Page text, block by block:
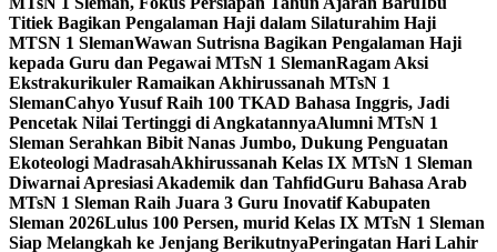
Titiek Bagikan Pengalaman Haji dalam Silaturahim Haji
MTSN 1 SlemanWawan Sutrisna Bagikan Pengalaman Haji
kepada Guru dan Pegawai MTsN 1 SlemanRagam Aksi
Ekstrakurikuler Ramaikan Akhirussanah MTsN 1
SlemanCahyo Yusuf Raih 100 TKAD Bahasa Inggris, Jadi
Pencetak Nilai Tertinggi di AngkatannyaAlumni MTsN 1
Sleman Serahkan Bibit Nanas Jumbo, Dukung Penguatan
Ekoteologi MadrasahAkhirussanah Kelas IX MTsN 1 Sleman
Diwarnai Apresiasi Akademik dan TahfidGuru Bahasa Arab
MTsN 1 Sleman Raih Juara 3 Guru Inovatif Kabupaten
Sleman 2026Lulus 100 Persen, murid Kelas IX MTsN 1 Sleman
Siap Melangkah ke Jenjang BerikutnyaPeringatan Hari Lahir